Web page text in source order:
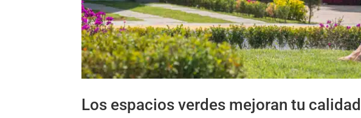
Los espacios verdes mejoran tu